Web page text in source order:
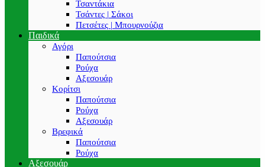
Τσαντάκια
Τσάντες | Σάκοι
Πετσέτες | Μπουρνούζια
Παιδικά
Αγόρι
Παπούτσια
Ρούχα
Αξεσουάρ
Κορίτσι
Παπούτσια
Ρούχα
Αξεσουάρ
Βρεφικά
Παπούτσια
Ρούχα
Αξεσουάρ